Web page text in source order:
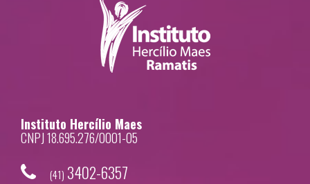
Instituto Hercílio Maes
CNPJ 18.695.276/0001-05
(41) 3402-6357